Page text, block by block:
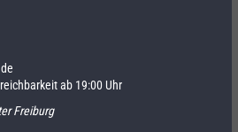
ab 19:00 Uhr
Freiburg